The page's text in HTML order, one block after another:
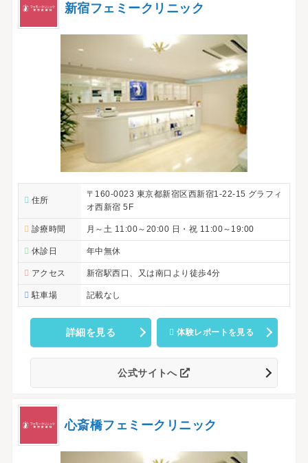
新宿フェミークリニック
住所
〒160-0023 東京都新宿区西新宿1-22-15 グラフィ
オ西新宿 5F
診療時間 月～土 11:00～20:00 日・祝 11:00～19:00
休診日 年中無休
アクセス 新宿駅西口、又は南口より徒歩4分
駐車場 記載なし
詳細を見る 体験レポートを見る
公式サイトへ
心斎橋フェミークリニック